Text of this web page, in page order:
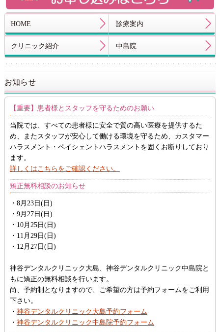
HOME 診療案内
クリニック紹介 中島院
お知らせ
【重要】患者様とスタッフを守るためのお願い
当院では、すべての患者様に安全で質の高い医療を提供するた
め、またスタッフが安心して働ける環境を守るため、カスタマー
ハラスメント・ペイシェントハラスメントを固くお断りしており
ます。
詳しくはこちらをご確認ください。
矯正無料相談のお知らせ
・8月23日(日)
・9月27日(日)
・10月25日(日)
・11月29日(日)
・12月27日(日)
神谷デンタルクリニック大島、神谷デンタルクリニック中島院と
もに矯正の無料相談を行います。
尚、予約制となりますので、ご希望の方は予約フォームをご利用
下さい。
・ 神谷デンタルクリニック大島予約フォーム
・ 神谷デンタルクリニック中島院予約フォーム